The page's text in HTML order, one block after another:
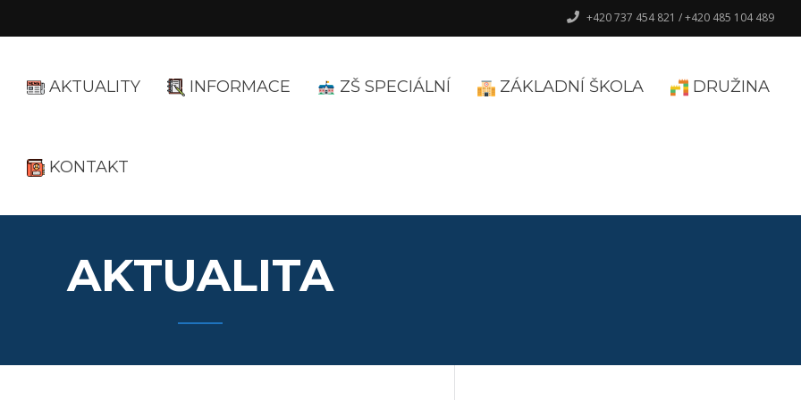
+420 737 454 821 / +420 485 104 489
AKTUALITY INFORMACE ZŠ SPECIÁLNÍ ZÁKLADNÍ ŠKOLA DRUŽINA
KONTAKT
AKTUALITA